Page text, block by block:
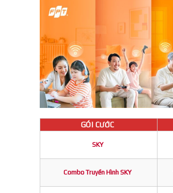
GÓI CƯỚC
SKY
Combo Truyền Hình SKY